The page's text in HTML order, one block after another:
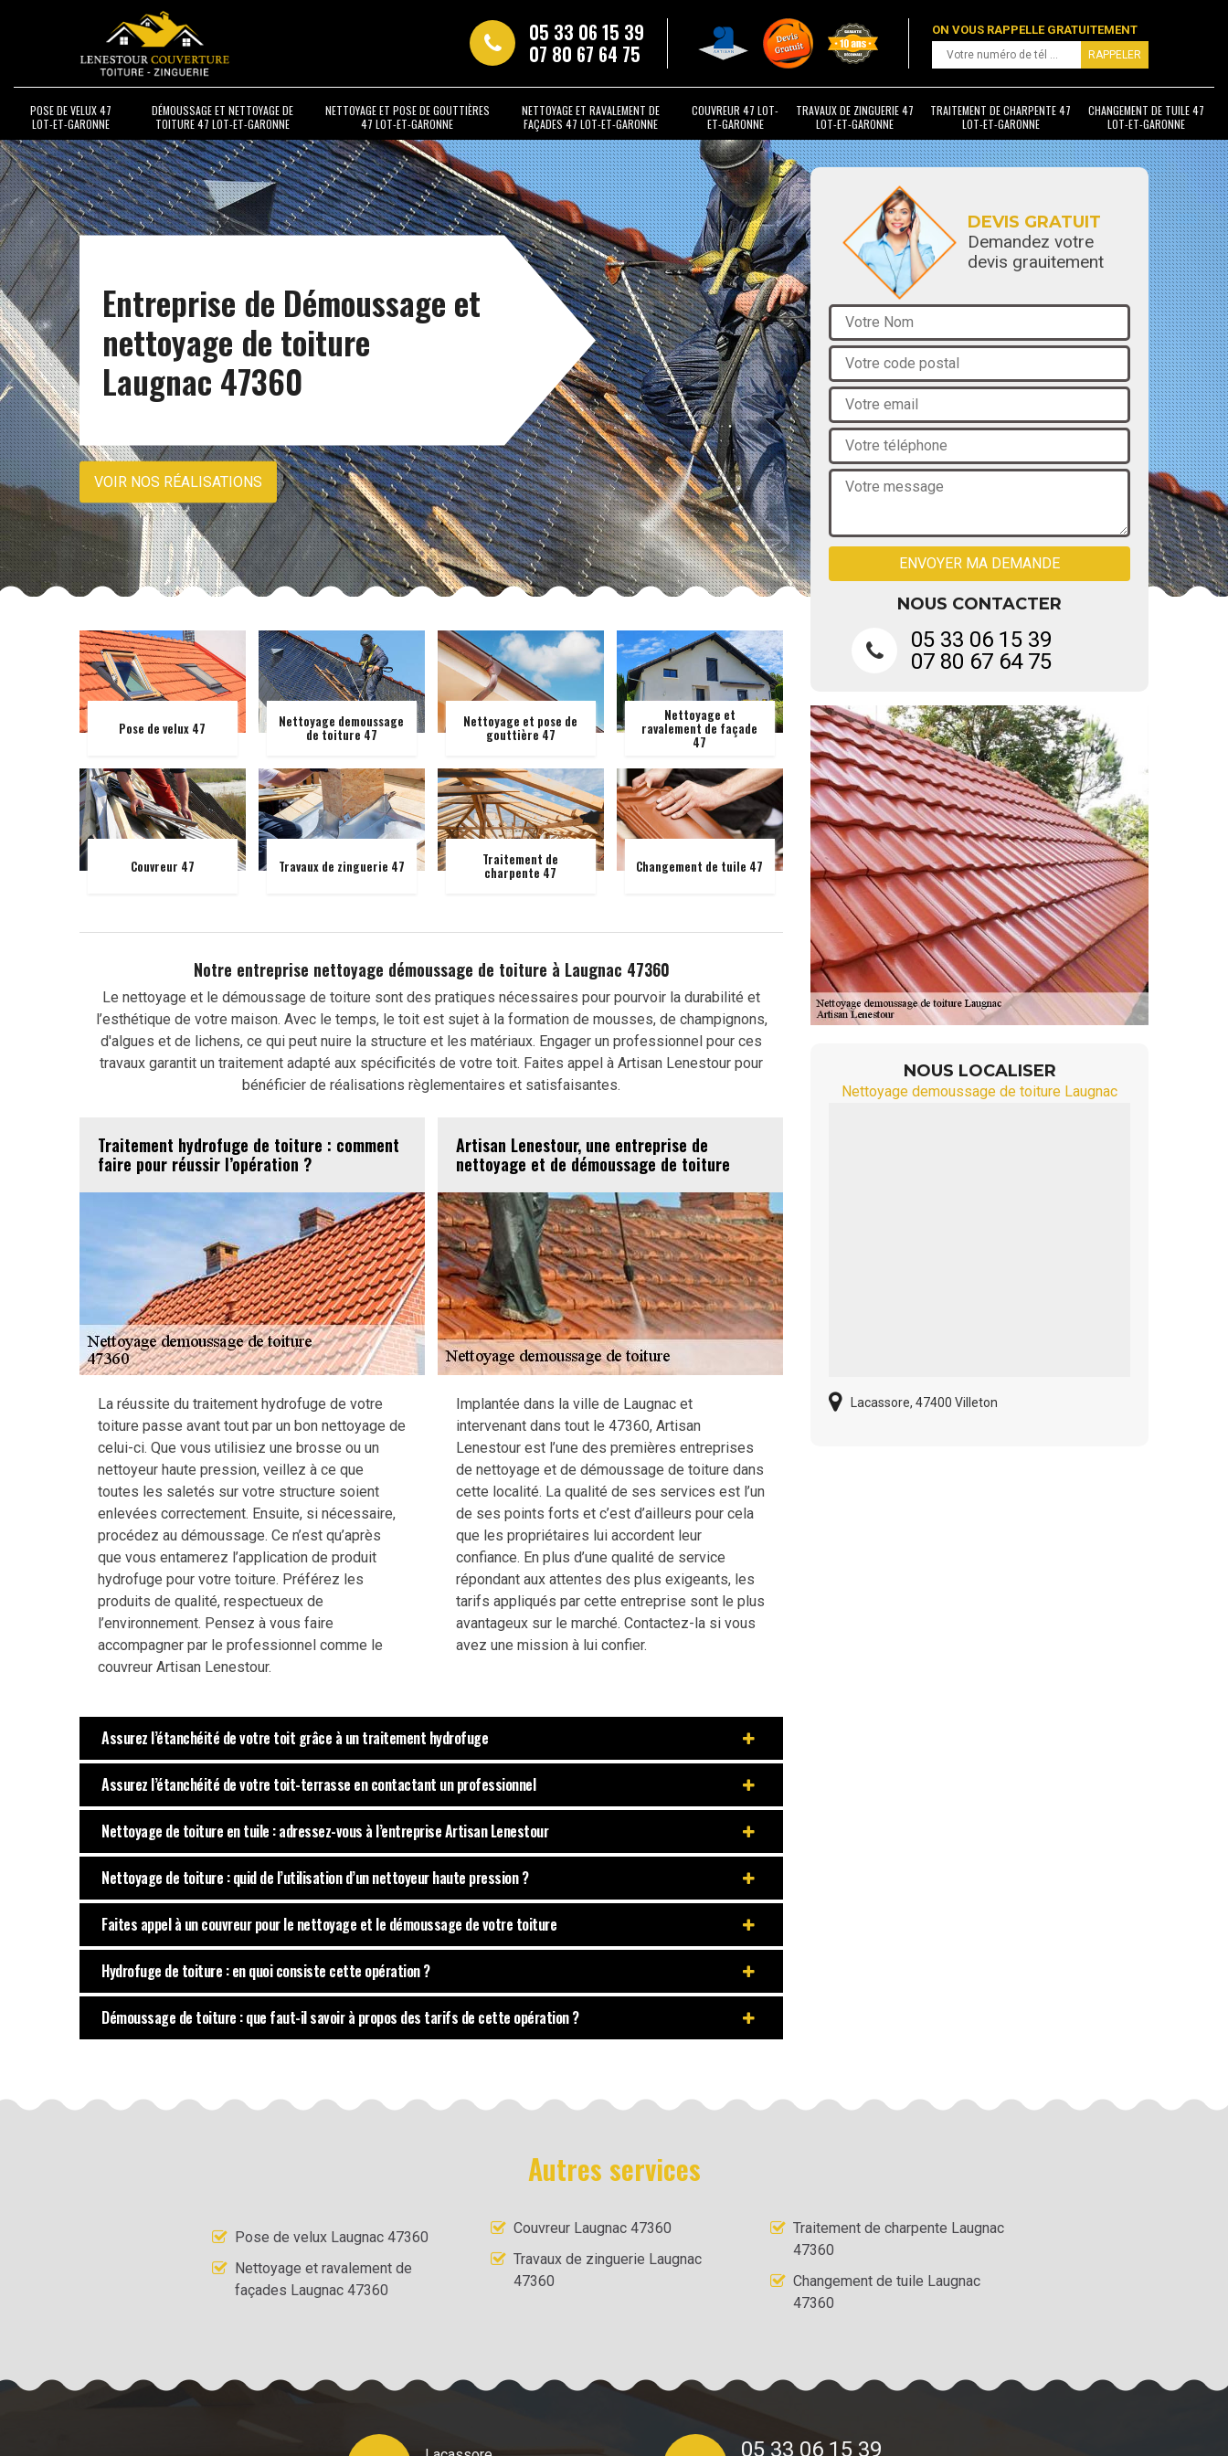
05 33 06 15 39
07 80 67 64 75
ON VOUS RAPPELLE GRATUITEMENT
POSE DE VELUX 47
LOT-ET-GARONNE
DÉMOUSSAGE ET NETTOYAGE DE
TOITURE 47 LOT-ET-GARONNE
NETTOYAGE ET POSE DE GOUTTIÈRES
47 LOT-ET-GARONNE
NETTOYAGE ET RAVALEMENT DE
FAÇADES 47 LOT-ET-GARONNE
COUVREUR 47 LOT-
ET-GARONNE
TRAVAUX DE ZINGUERIE 47
LOT-ET-GARONNE
TRAITEMENT DE CHARPENTE 47
LOT-ET-GARONNE
CHANGEMENT DE TUILE 47
LOT-ET-GARONNE
Entreprise de Démoussage et
nettoyage de toiture
Laugnac 47360
VOIR NOS RÉALISATIONS
Pose de velux 47 Nettoyage demoussage
de toiture 47
Nettoyage et pose de
gouttière 47
Nettoyage et
ravalement de façade
47
Couvreur 47 Travaux de zinguerie 47 Traitement de
charpente 47 Changement de tuile 47
Notre entreprise nettoyage démoussage de toiture à Laugnac 47360
Le nettoyage et le démoussage de toiture sont des pratiques nécessaires pour pourvoir la durabilité et
l’esthétique de votre maison. Avec le temps, le toit est sujet à la formation de mousses, de champignons,
d'algues et de lichens, ce qui peut nuire la structure et les matériaux. Engager un professionnel pour ces
travaux garantit un traitement adapté aux spécificités de votre toit. Faites appel à Artisan Lenestour pour
bénéficier de réalisations règlementaires et satisfaisantes.
Traitement hydrofuge de toiture : comment
faire pour réussir l’opération ?
La réussite du traitement hydrofuge de votre
toiture passe avant tout par un bon nettoyage de
celui-ci. Que vous utilisiez une brosse ou un
nettoyeur haute pression, veillez à ce que
toutes les saletés sur votre structure soient
enlevées correctement. Ensuite, si nécessaire,
procédez au démoussage. Ce n’est qu’après
que vous entamerez l’application de produit
hydrofuge pour votre toiture. Préférez les
produits de qualité, respectueux de
l’environnement. Pensez à vous faire
accompagner par le professionnel comme le
couvreur Artisan Lenestour.
Artisan Lenestour, une entreprise de
nettoyage et de démoussage de toiture
Implantée dans la ville de Laugnac et
intervenant dans tout le 47360, Artisan
Lenestour est l’une des premières entreprises
de nettoyage et de démoussage de toiture dans
cette localité. La qualité de ses services est l’un
de ses points forts et c’est d’ailleurs pour cela
que les propriétaires lui accordent leur
confiance. En plus d’une qualité de service
répondant aux attentes des plus exigeants, les
tarifs appliqués par cette entreprise sont le plus
avantageux sur le marché. Contactez-la si vous
avez une mission à lui confier.
Assurez l’étanchéité de votre toit grâce à un traitement hydrofuge
Assurez l’étanchéité de votre toit-terrasse en contactant un professionnel
Nettoyage de toiture en tuile : adressez-vous à l’entreprise Artisan Lenestour
Nettoyage de toiture : quid de l’utilisation d’un nettoyeur haute pression ?
Faites appel à un couvreur pour le nettoyage et le démoussage de votre toiture
Hydrofuge de toiture : en quoi consiste cette opération ?
Démoussage de toiture : que faut-il savoir à propos des tarifs de cette opération ?
DEVIS GRATUIT
Demandez votre
devis grauitement
NOUS CONTACTER
05 33 06 15 39
07 80 67 64 75
NOUS LOCALISER
Nettoyage demoussage de toiture Laugnac
Lacassore, 47400 Villeton
Autres services
Pose de velux Laugnac 47360
Nettoyage et ravalement de
façades Laugnac 47360
Couvreur Laugnac 47360
Travaux de zinguerie Laugnac
47360
Traitement de charpente Laugnac
47360
Changement de tuile Laugnac
47360
05 33 06 15 39